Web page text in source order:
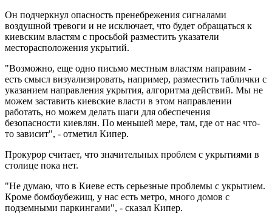
Он подчеркнул опасность пренебрежения сигналами
воздушной тревоги и не исключает, что будет обращаться к
киевским властям с просьбой разместить указатели
месторасположения укрытий.
"Возможно, еще одно письмо местным властям направим -
есть смысл визуализировать, например, разместить таблички с
указанием направления укрытия, алгоритма действий. Мы не
можем заставить киевские власти в этом направлении
работать, но можем делать шаги для обеспечения
безопасности киевлян. По меньшей мере, там, где от нас что-
то зависит", - отметил Кипер.
Прокурор считает, что значительных проблем с укрытиями в
столице пока нет.
"Не думаю, что в Киеве есть серьезные проблемы с укрытием.
Кроме бомбоубежищ, у нас есть метро, много домов с
подземными паркингами", - сказал Кипер.